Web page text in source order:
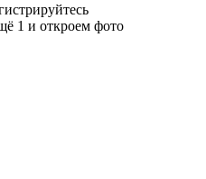
1 и откроем фото